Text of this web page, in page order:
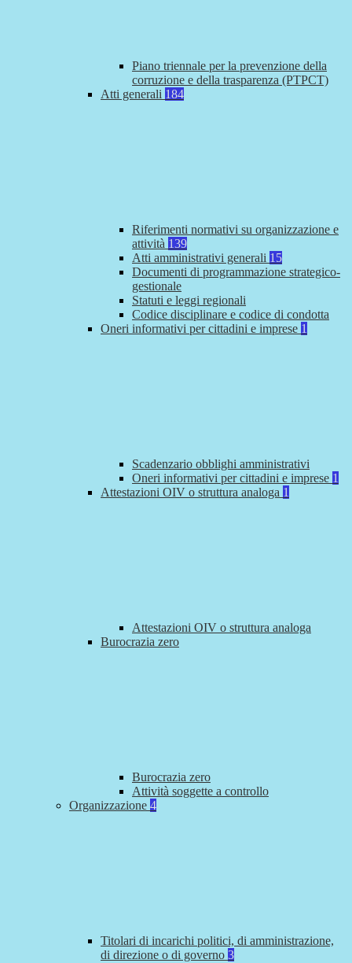
Piano triennale per la prevenzione della
corruzione e della trasparenza (PTPCT)
Atti generali 184
Riferimenti normativi su organizzazione e
attività 139
Atti amministrativi generali 15
Documenti di programmazione strategico-
gestionale
Statuti e leggi regionali
Codice disciplinare e codice di condotta
Oneri informativi per cittadini e imprese 1
Scadenzario obblighi amministrativi
Oneri informativi per cittadini e imprese 1
Attestazioni OIV o struttura analoga 1
Attestazioni OIV o struttura analoga
Burocrazia zero
Burocrazia zero
Attività soggette a controllo
Organizzazione 4
Titolari di incarichi politici, di amministrazione,
di direzione o di governo 3